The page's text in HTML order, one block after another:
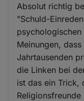
Absolut richtig
"Schuld-
Meinungen,
Jahrtausenden
die Linken bei
ist das ein Trick,